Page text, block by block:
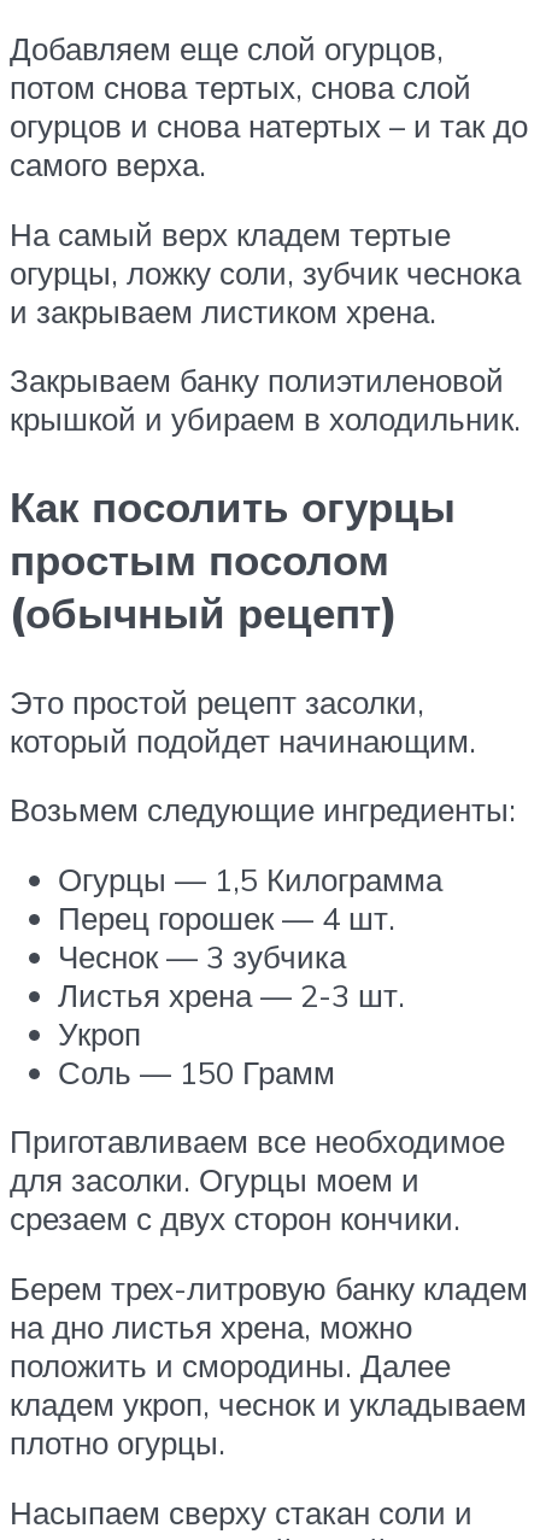
Добавляем еще слой огурцов,
потом снова тертых, снова слой
огурцов и снова натертых – и так до
самого верха.
На самый верх кладем тертые
огурцы, ложку соли, зубчик чеснока
и закрываем листиком хрена.
Закрываем банку полиэтиленовой
крышкой и убираем в холодильник.
Как посолить огурцы
простым посолом
(обычный рецепт)
Это простой рецепт засолки,
который подойдет начинающим.
Возьмем следующие ингредиенты:
Огурцы — 1,5 Килограмма
Перец горошек — 4 шт.
Чеснок — 3 зубчика
Листья хрена — 2-3 шт.
Укроп
Соль — 150 Грамм
Приготавливаем все необходимое
для засолки. Огурцы моем и
срезаем с двух сторон кончики.
Берем трех-литровую банку кладем
на дно листья хрена, можно
положить и смородины. Далее
кладем укроп, чеснок и укладываем
плотно огурцы.
Насыпаем сверху стакан соли и